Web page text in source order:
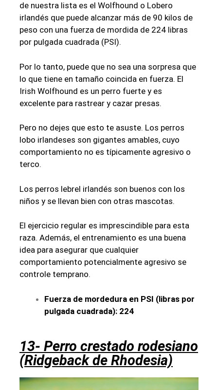
de nuestra lista es el Wolfhound o Lobero
irlandés que puede alcanzar más de 90 kilos de
peso con una fuerza de mordida de 224 libras
por pulgada cuadrada (PSI).
Por lo tanto, puede que no sea una sorpresa que
lo que tiene en tamaño coincida en fuerza. El
Irish Wolfhound es un perro fuerte y es
excelente para rastrear y cazar presas.
Pero no dejes que esto te asuste. Los perros
lobo irlandeses son gigantes amables, cuyo
comportamiento no es típicamente agresivo o
terco.
Los perros lebrel irlandés son buenos con los
niños y se llevan bien con otras mascotas.
El ejercicio regular es imprescindible para esta
raza. Además, el entrenamiento es una buena
idea para asegurar que cualquier
comportamiento potencialmente agresivo se
controle temprano.
Fuerza de mordedura en PSI (libras por
pulgada cuadrada): 224
13- Perro crestado rodesiano
(Ridgeback de Rhodesia)